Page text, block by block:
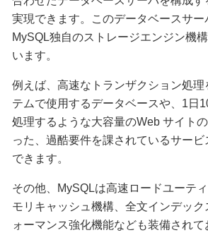
実現できます。このデータベースサー
MySQL独自のストレージエンジン機
います。
例えば、高速なトランザクション処理
テムで使用するデータベースや、1日
処理するような大容量のWeb サイト
った、過酷要件を課されているサー
できます。
その他、MySQLは高速ロードユーテ
モリキャッシュ機構、全文インデック
ォーマンス強化機能なども装備され